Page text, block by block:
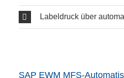
Labeldruck über
SAP EWM MFS-